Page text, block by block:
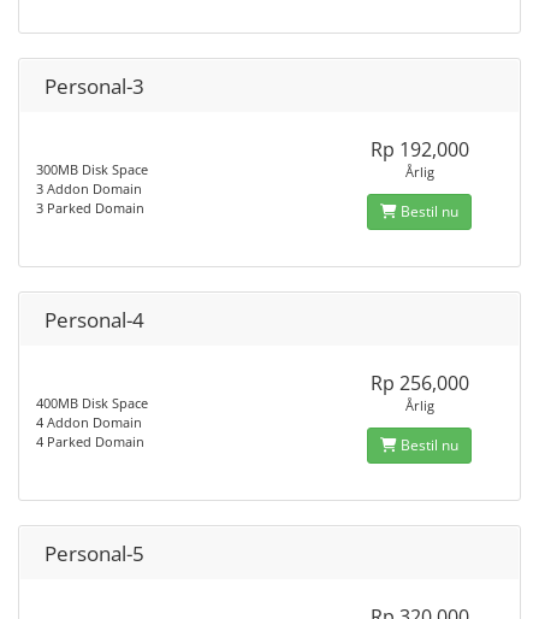
Personal-3
300MB Disk Space
3 Addon Domain
3 Parked Domain
Rp 192,000
Årlig
Bestil nu
Personal-4
400MB Disk Space
4 Addon Domain
4 Parked Domain
Rp 256,000
Årlig
Bestil nu
Personal-5